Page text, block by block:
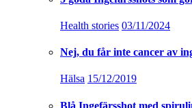
Health stories 03/11/2024
Nej, du får inte cancer av
Hälsa 15/12/2019
Blå Ingefärsshot med